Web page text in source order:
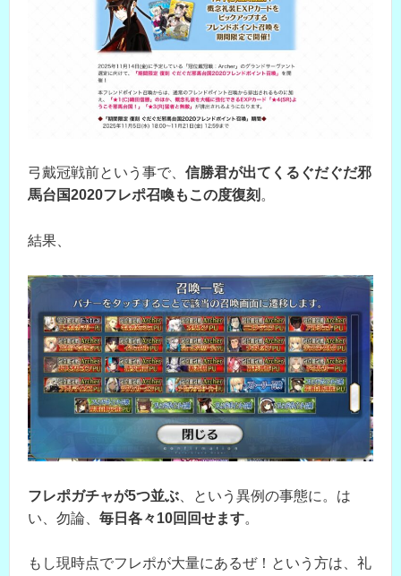
弓戴冠戦前という事で、 信勝君が出てくるぐだぐだ邪
馬台国2020フレポ召喚もこの度復刻 。
結果、
フレポガチャが5つ並ぶ 、という異例の事態に。は
い、勿論、 毎日各々10回回せます。
もし現時点でフレポが大量にあるぜ！という方は、礼